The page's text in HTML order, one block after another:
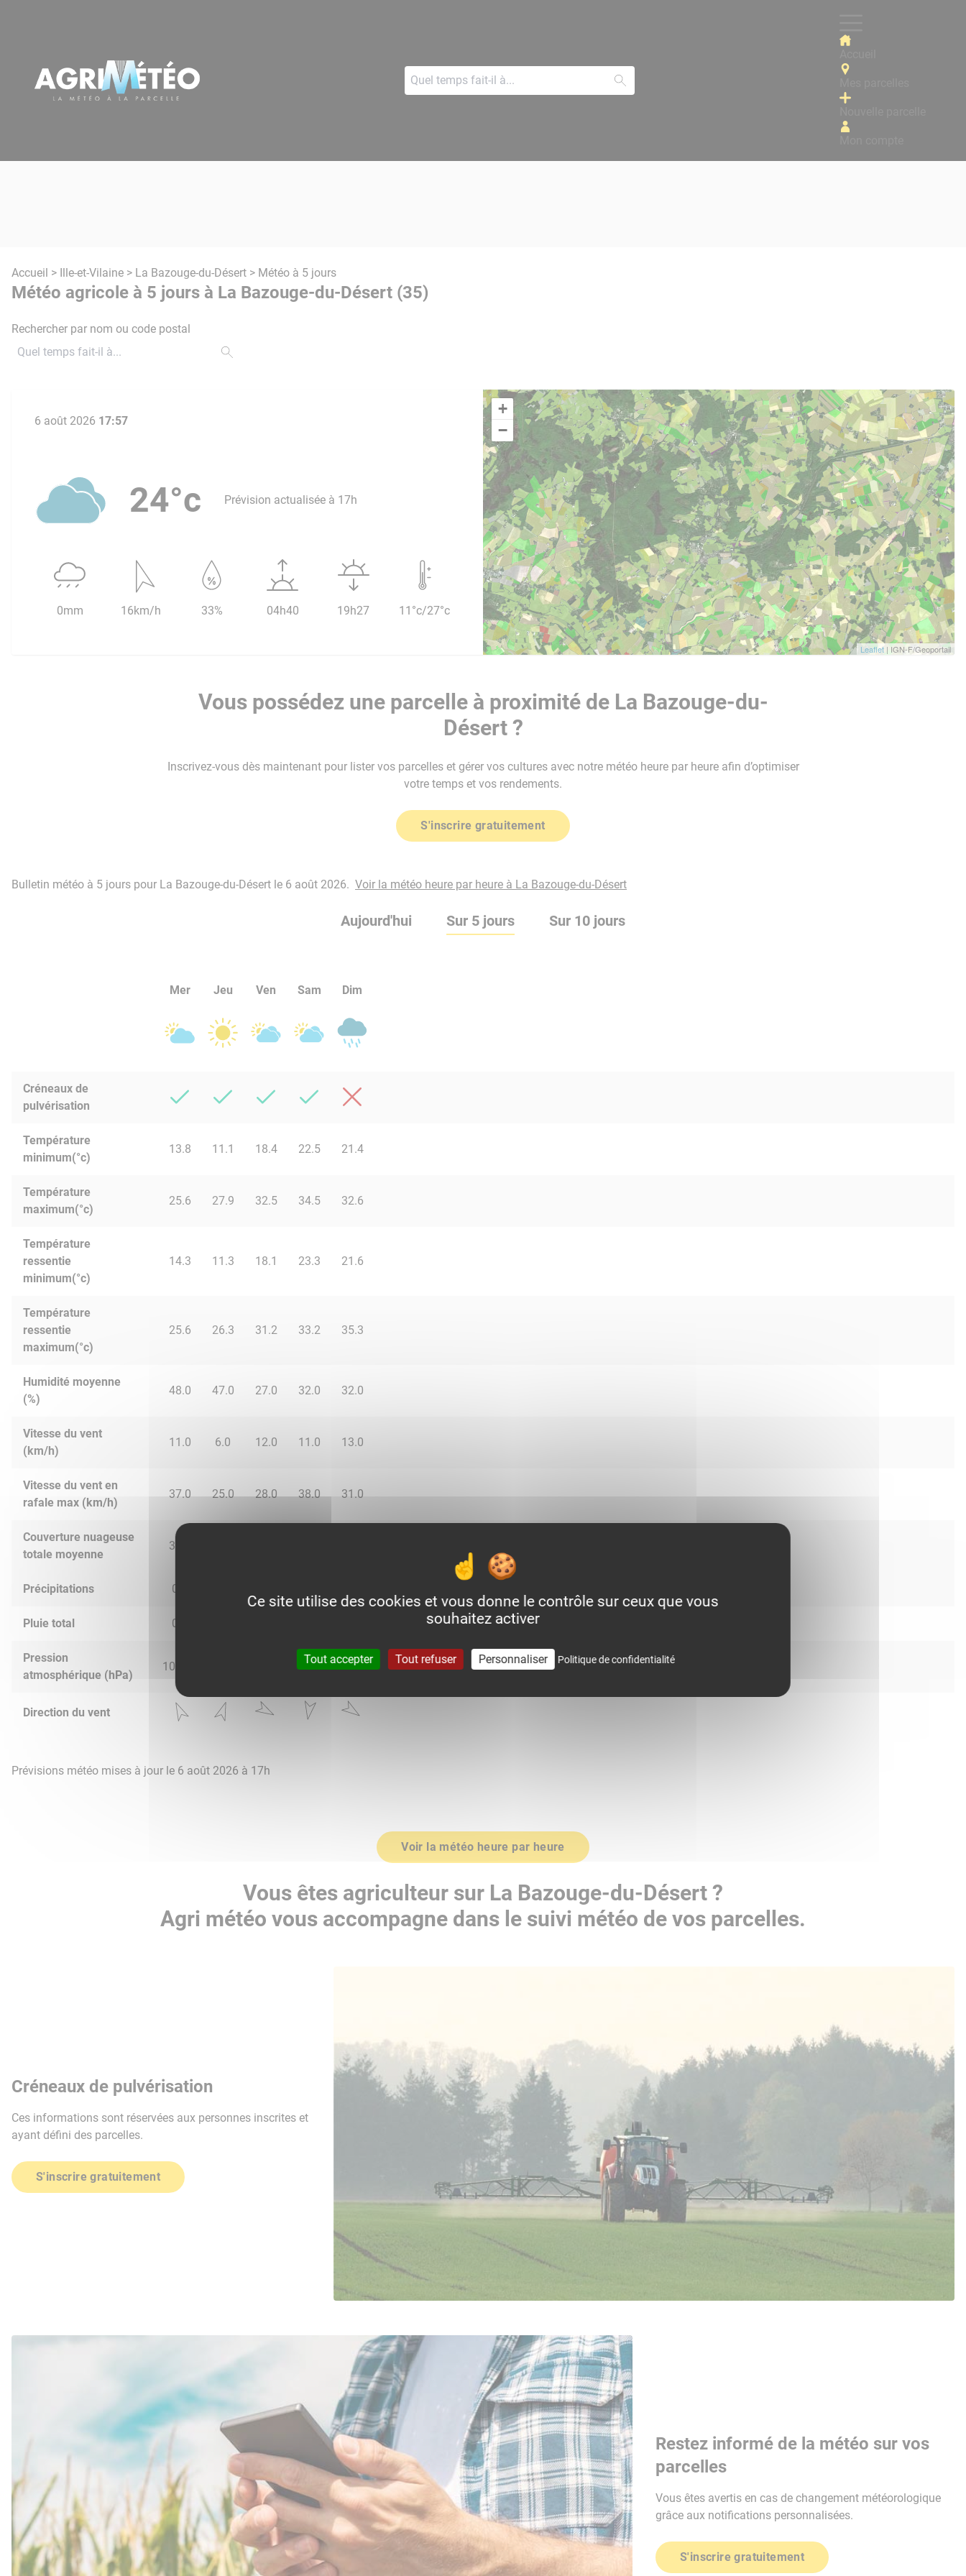
Accueil > Ille-et-Vilaine > La Bazouge-du-Désert > Météo à 5 jours
Météo agricole à 5 jours à La Bazouge-du-Désert (35)
Rechercher par nom ou code postal
+
−
Leaflet | IGN-F/Geoportail
6 août 2026 17:57
24°c Prévision actualisée à 17h
0mm 16km/h 33% 04h40 19h27 11°c/27°c
Vous possédez une parcelle à proximité de La Bazouge-du-
Désert ?
Inscrivez-vous dès maintenant pour lister vos parcelles et gérer vos cultures avec notre météo heure par heure afin d’optimiser
votre temps et vos rendements.
S'inscrire gratuitement
Bulletin météo à 5 jours pour La Bazouge-du-Désert le 6 août 2026. Voir la météo heure par heure à La Bazouge-du-Désert
Aujourd'hui Sur 5 jours Sur 10 jours
Mer Jeu Ven Sam Dim
Créneaux de
pulvérisation
Température
minimum(°c)
13.8 11.1 18.4 22.5 21.4
Température
maximum(°c)
25.6 27.9 32.5 34.5 32.6
Température
ressentie
minimum(°c)
14.3 11.3 18.1 23.3 21.6
Température
ressentie
maximum(°c)
25.6 26.3 31.2 33.2 35.3
Humidité moyenne
(%)
48.0 47.0 27.0 32.0 32.0
Vitesse du vent
(km/h)
11.0 6.0 12.0 11.0 13.0
Vitesse du vent en
rafale max (km/h)
37.0 25.0 28.0 38.0 31.0
Couverture nuageuse
totale moyenne
30.0
Précipitations 0.0
Pluie total 0.0
Pression
atmosphérique (hPa)
1024.0 1012.0 1015.0
Direction du vent
Prévisions météo mises à jour le 6 août 2026 à 17h
Voir la météo heure par heure
Vous êtes agriculteur sur La Bazouge-du-Désert ?
Agri météo vous accompagne dans le suivi météo de vos parcelles.
Créneaux de pulvérisation
Ces informations sont réservées aux personnes inscrites et
ayant défini des parcelles.
S'inscrire gratuitement
Restez informé de la météo sur vos
parcelles
Vous êtes avertis en cas de changement météorologique
grâce aux notifications personnalisées.
S'inscrire gratuitement
Ce site utilise des cookies et vous donne le contrôle sur ceux que vous
souhaitez activer
Tout accepter Tout refuser Personnaliser Politique de confidentialité